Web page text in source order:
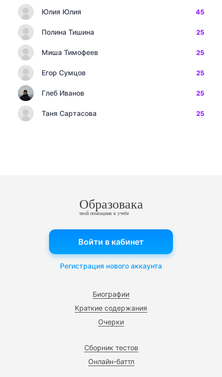
Юлия Юлия 45
Полина Тишина 25
Миша Тимофеев 25
Егор Сумцов 25
Глеб Иванов 25
Таня Сартасова 25
Образовака
твой помощник в учебе
Биографии
Краткие содержания
Очерки
Сборник тестов
Онлайн-баттл
Войти в кабинет
Регистрация нового аккаунта